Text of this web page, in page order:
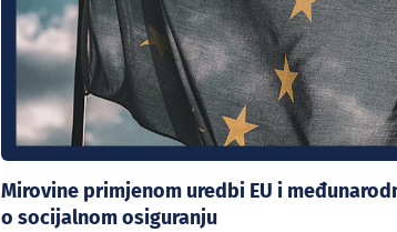
Mirovine primjenom uredbi EU i
o socijalnom osiguranju